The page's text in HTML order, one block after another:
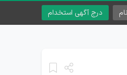
درج آگهی استخدام